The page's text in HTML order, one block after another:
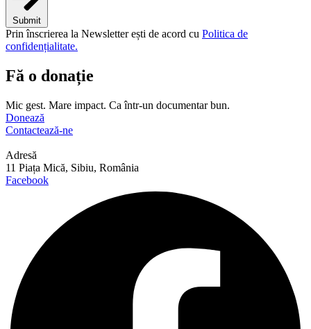
Submit
Prin înscrierea la Newsletter ești de acord cu Politica de
confidențialitate.
Fă o donație
Mic gest. Mare impact. Ca într-un documentar bun.
Donează
Contactează-ne
Adresă
11 Piața Mică, Sibiu, România
Facebook